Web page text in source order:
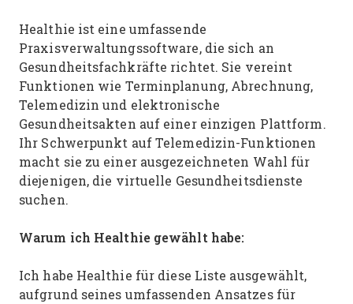
Healthie ist eine umfassende
Praxisverwaltungssoftware, die sich an
Gesundheitsfachkräfte richtet. Sie vereint
Funktionen wie Terminplanung, Abrechnung,
Telemedizin und elektronische
Gesundheitsakten auf einer einzigen Plattform.
Ihr Schwerpunkt auf Telemedizin-Funktionen
macht sie zu einer ausgezeichneten Wahl für
diejenigen, die virtuelle Gesundheitsdienste
suchen.
Warum ich Healthie gewählt habe:
Ich habe Healthie für diese Liste ausgewählt,
aufgrund seines umfassenden Ansatzes für